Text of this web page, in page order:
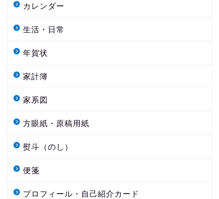
カレンダー
生活・日常
年賀状
家計簿
家系図
方眼紙・原稿用紙
熨斗（のし）
便箋
プロフィール・自己紹介カード